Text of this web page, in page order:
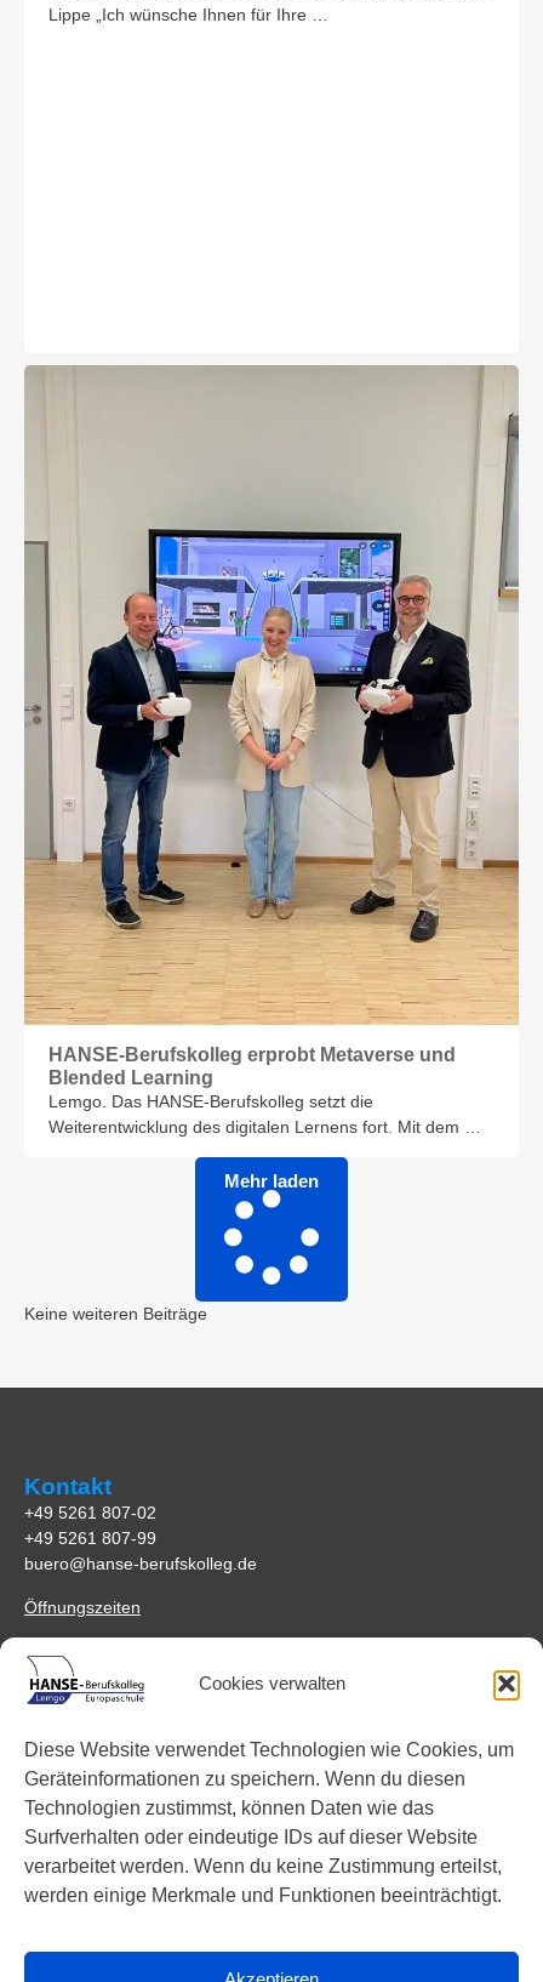
Cookies verwalten
Diese Website verwendet Technologien wie Cookies, um
Geräteinformationen zu speichern. Wenn du diesen
Technologien zustimmst, können Daten wie das
Surfverhalten oder eindeutige IDs auf dieser Website
verarbeitet werden. Wenn du keine Zustimmung erteilst,
werden einige Merkmale und Funktionen beeinträchtigt.
Lippe „Ich wünsche Ihnen für Ihre …
HANSE-Berufskolleg erprobt Metaverse und
Blended Learning
Lemgo. Das HANSE-Berufskolleg setzt die
Weiterentwicklung des digitalen Lernens fort. Mit dem …
Mehr laden
Keine weiteren Beiträge
Kontakt
+49 5261 807-02
+49 5261 807-99
buero@hanse-berufskolleg.de
Öffnungszeiten
Anfahrt
HANSE-Berufskolleg Lemgo
32657 Lemgo
Anreisemöglichkeiten
Links
Facebook